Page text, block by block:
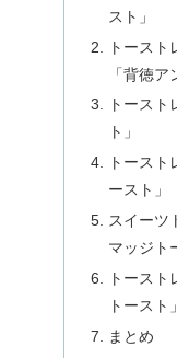
スト」
トース
「背徳
トースト
ト」
トースト
ースト」
スイーツ
マッジト
トース
トースト」
まとめ